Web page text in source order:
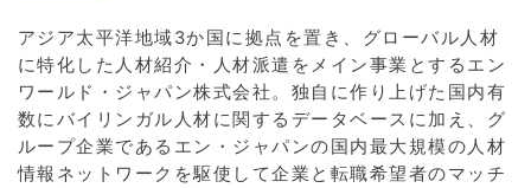
アジア太平洋地域3か国に拠点を置き、グローバル人材
に特化した人材紹介・人材派遣をメイン事業とするエン
ワールド・ジャパン株式会社。独自に作り上げた国内有
数にバイリンガル人材に関するデータベースに加え、グ
ループ企業であるエン・ジャパンの国内最大規模の人材
情報ネットワークを駆使して企業と転職希望者のマッチ